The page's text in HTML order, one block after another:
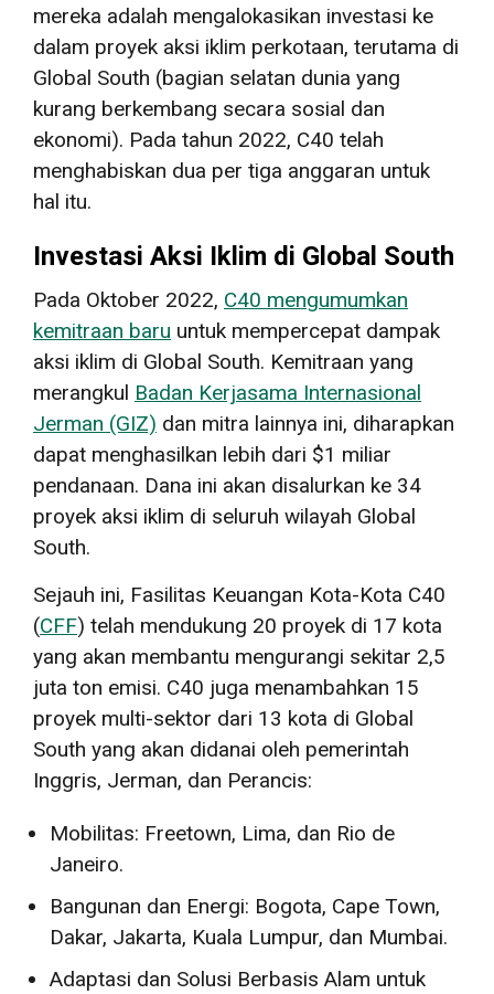
mereka adalah mengalokasikan investasi ke
dalam proyek aksi iklim perkotaan, terutama di
Global South (bagian selatan dunia yang
kurang berkembang secara sosial dan
ekonomi). Pada tahun 2022, C40 telah
menghabiskan dua per tiga anggaran untuk
hal itu.
Investasi Aksi Iklim di Global South
Pada Oktober 2022, C40 mengumumkan
kemitraan baru untuk mempercepat dampak
aksi iklim di Global South. Kemitraan yang
merangkul Badan Kerjasama Internasional
Jerman (GIZ) dan mitra lainnya ini, diharapkan
dapat menghasilkan lebih dari $1 miliar
pendanaan. Dana ini akan disalurkan ke 34
proyek aksi iklim di seluruh wilayah Global
South.
Sejauh ini, Fasilitas Keuangan Kota-Kota C40
(CFF) telah mendukung 20 proyek di 17 kota
yang akan membantu mengurangi sekitar 2,5
juta ton emisi. C40 juga menambahkan 15
proyek multi-sektor dari 13 kota di Global
South yang akan didanai oleh pemerintah
Inggris, Jerman, dan Perancis:
Mobilitas: Freetown, Lima, dan Rio de
Janeiro.
Bangunan dan Energi: Bogota, Cape Town,
Dakar, Jakarta, Kuala Lumpur, dan Mumbai.
Adaptasi dan Solusi Berbasis Alam untuk